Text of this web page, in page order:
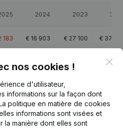
2024 2023
183 € 16 903 € 27 100 € 37
75 966 49
150 € 53 611 €
nos cookies !
d'utilisateur,
informations sur la façon dont
politique en matière de cookies
informations sont visées et
la manière dont elles sont